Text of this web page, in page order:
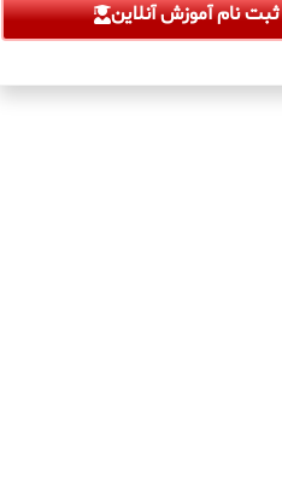
ثبت نام آموزش آنلاین